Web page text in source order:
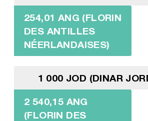
254,01 ANG (FLORIN
DES ANTILLES
NÉERLANDAISES)
1 000 JOD (DINAR
2 540,15 ANG
(FLORIN DES